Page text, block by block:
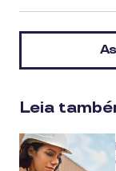
article
on
Leia